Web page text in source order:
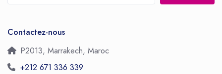
Contactez-nous
P2013, Marrakech, Maroc
+212 671 336 339